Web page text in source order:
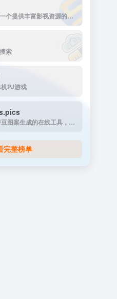
555电影网是一个提供丰富影视资源的在线观看平台，致力于为用户提供高清、无广告的观影体验。该网站涵盖多种类型的影视内容，包括电影、电视剧、动漫、综艺等，满足不同观众的需求。
索
PJ游戏
一款专注于拼豆图案生成的在线工具，用户只需上传任意照片或图片，即可一键将其像素化为可打印的拼豆图稿。
完整榜单